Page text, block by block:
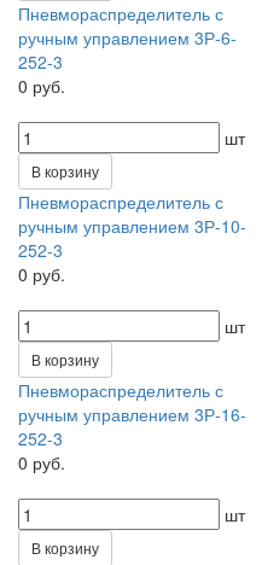
Пневмораспределитель с
ручным управлением 3Р-6-
252-3
0 руб.
шт
В корзину
Пневмораспределитель с
ручным управлением 3Р-10-
252-3
0 руб.
шт
В корзину
Пневмораспределитель с
ручным управлением 3Р-16-
252-3
0 руб.
шт
В корзину